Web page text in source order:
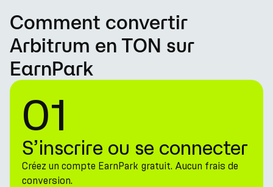
Comment convertir
Arbitrum en TON sur
EarnPark
01
S’inscrire ou se connecter
Créez un compte EarnPark gratuit. Aucun frais de
conversion.